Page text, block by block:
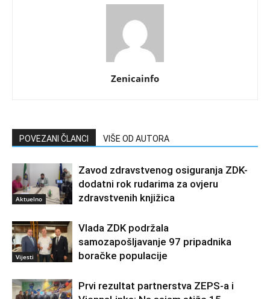
Zenicainfo
POVEZANI ČLANCI VIŠE OD AUTORA
Aktuelno
Zavod zdravstvenog osiguranja ZDK-
dodatni rok rudarima za ovjeru
zdravstvenih knjižica
Vijesti
Vlada ZDK podržala
samozapošljavanje 97 pripadnika
boračke populacije
Prvi rezultat partnerstva ZEPS-a i